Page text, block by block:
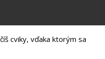
cviky, vďaka ktorým sa